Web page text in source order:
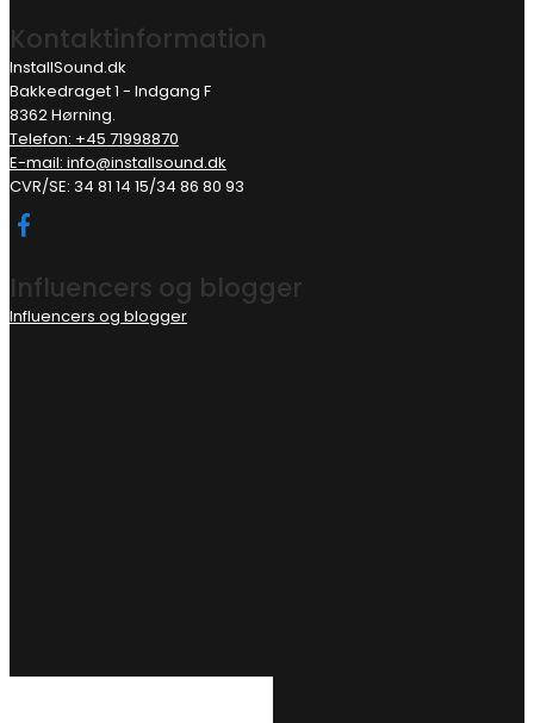
Kontaktinformation
InstallSound.dk
Bakkedraget 1 - Indgang F
8362 Hørning.
Telefon: +45 71998870
E-mail: info@installsound.dk
CVR/SE: 34 81 14 15/34 86 80 93
Influencers og blogger
Influencers og blogger